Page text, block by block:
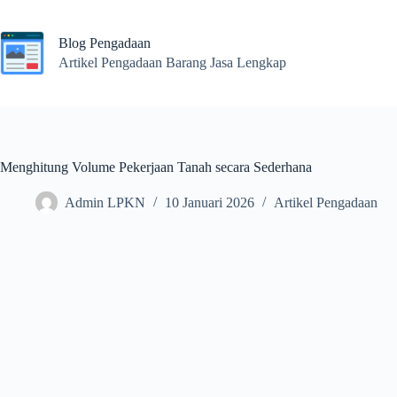
content
Blog Pengadaan
Artikel Pengadaan Barang Jasa Lengkap
Menghitung Volume Pekerjaan Tanah secara Sederhana
Admin LPKN 10 Januari 2026 Artikel Pengadaan